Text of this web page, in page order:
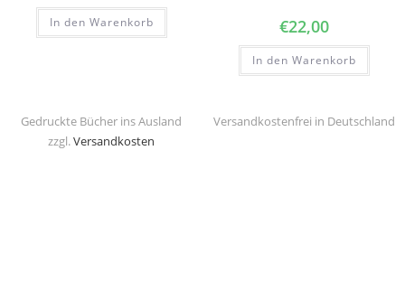
In den Warenkorb €22,00
In den Warenkorb
Gedruckte Bücher ins Ausland
zzgl.Versandkosten
Versandkostenfrei in Deutschland